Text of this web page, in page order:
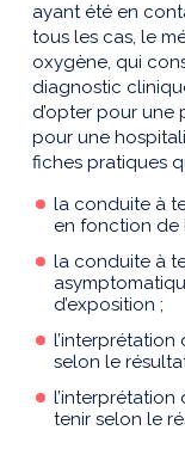
ayant été en
tous les cas, le
oxygène, qui
diagnostic
d’opter pour
pour une
fiches pratiques
la conduite à
en fonction de
la conduite à
d’exposition ;
l’interprétation
selon le
l’interprétation
tenir selon le